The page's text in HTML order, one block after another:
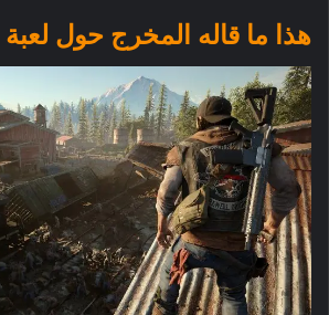
هذا ما قاله المخرج حول لعبة Days Gone: